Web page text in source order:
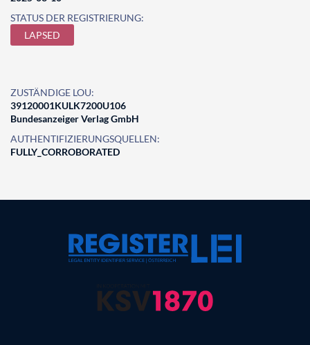
STATUS DER REGISTRIERUNG:
LAPSED
ZUSTÄNDIGE LOU:
39120001KULK7200U106
Bundesanzeiger Verlag GmbH
AUTHENTIFIZIERUNGSQUELLEN:
FULLY_CORROBORATED